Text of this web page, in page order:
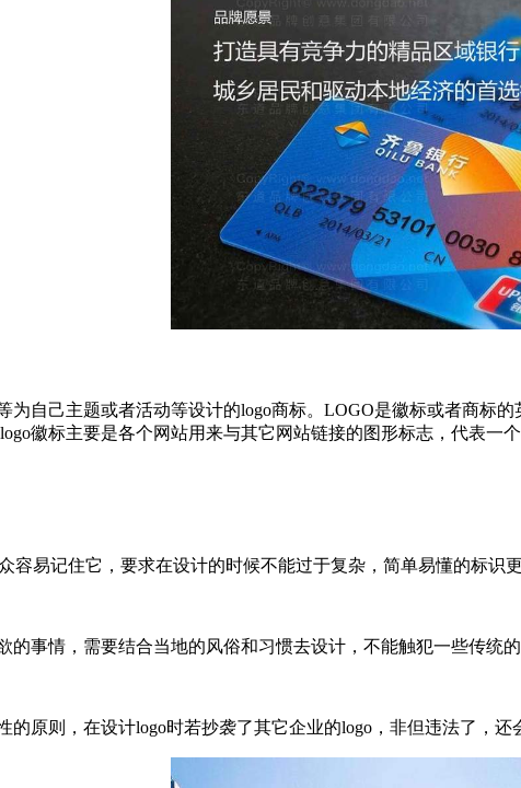
为自己主题或者活动等设计的logo商标。LOGO是徽标或者商标
徽标主要是各个网站用来与其它网站链接的图形标志，代表一
容易记住它，要求在设计的时候不能过于复杂，简单易懂的标
的事情，需要结合当地的风俗和习惯去设计，不能触犯一些传统
的原则，在设计logo时若抄袭了其它企业的logo，非但违法了，